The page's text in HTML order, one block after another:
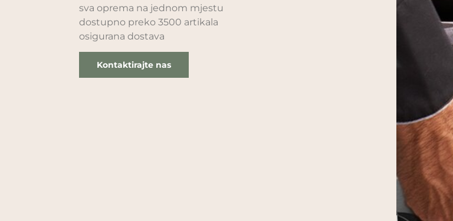
sva oprema na jednom mjestu
dostupno preko 3500 artikala
osigurana dostava
Kontaktirajte nas